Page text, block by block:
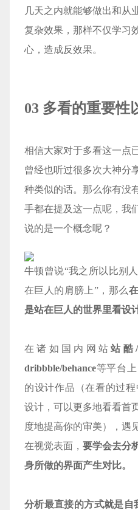
几天之内就能够做出和从
复杂效果，那样不仅学习
心，造成反效果。
03 多看的重要性
相信大家对于多看这一点
曾经也听过很多次大神分
种类似的话。那么你有没
手都在提及这一点呢，我
说的是一个概念呢？
牛顿曾说“我之所以比别
在巨人的肩膀上”，那么
是站在巨人的世界里看设
在诸如国内网站站酷
dribbble/behance等平台
的设计作品（在看的过
设计，可以更多地看看首
度地提高你的审美），遇
在视觉表面， 要学会去分
身所做的界面产生对比。
分析最直接的方式就是自